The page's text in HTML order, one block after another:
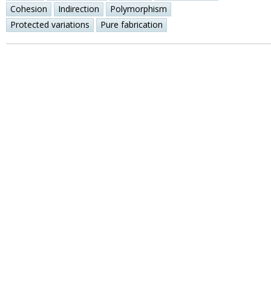
Cohesion
Indirection
Polymorphism
Protected variations
Pure fabrication